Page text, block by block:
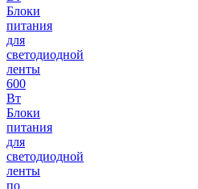
Блоки
питания
для
светодиодной
ленты
600
Вт
Блоки
питания
для
светодиодной
ленты
по